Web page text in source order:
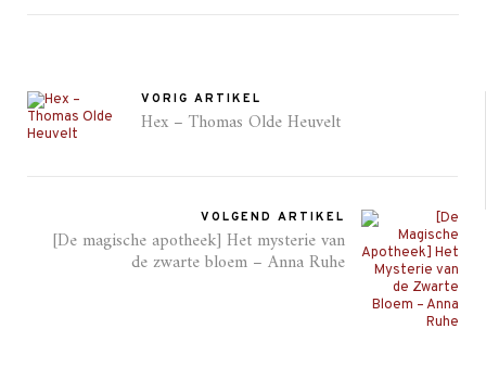
VORIG ARTIKEL
Hex – Thomas Olde Heuvelt
VOLGEND ARTIKEL
[De magische apotheek] Het mysterie van
de zwarte bloem – Anna Ruhe